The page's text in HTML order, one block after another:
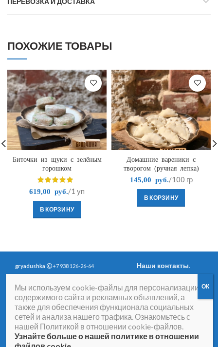
ПОХОЖИЕ ТОВАРЫ
Биточки из щуки с зелёным
горошком
619,00 руб. /1 уп
В КОРЗИНУ
Домашние вареники с
творогом (ручная лепка)
145,00 руб. /100 гр
В КОРЗИНУ
gryadushka +7 938 126-26-64 Наши контакты.
конфиденциальности.
Согласие на получение
рассылки рекламно-
информационных
материалов
Договор-оферта
Согласие на обработку
персональных данных
Мы используем cookie-файлы для персонализации
содержимого сайта и рекламных объявлений, а
также для обеспечения функционала социальных
сетей и анализа нашего трафика. Ознакомьтесь с
нашей Политикой в отношении cookie-файлов.
Узнайте больше о нашей политике в отношении